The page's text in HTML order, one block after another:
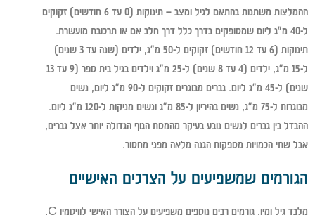
ההמלצות משתנות בהתאם לגיל ומצב – תינוקות (0 עד 6 חודשים) זקוקים
ל-40 מ"ג ליום שמסופקים בדרך כלל דרך חלב אם או תרכובת מועשרת.
תינוקות (6 עד 12 חודשים) זקוקים ל-50 מ"ג, ילדים (שנה עד 3 שנים)
ל-15 מ"ג, ילדים (4 עד 8 שנים) ל-25 מ"ג וילדים בגיל בית ספר (9 עד 13
שנים) ל-45 מ"ג ליום. גברים מבוגרים זקוקים ל-90 מ"ג ליום, נשים
מבוגרות ל-75 מ"ג, נשים בהיריון ל-85 מ"ג ונשים מניקות ל-120 מ"ג ליום.
ההבדל בין גברים לנשים נובע בעיקר מהמסת הגוף הגדולה יותר אצל גברים,
אבל שתי הכמויות מספקות הגנה מלאה מפני מחסור.
הגורמים שמשפיעים על הצרכים האישיים
מלבד גיל ומין, גורמים רבים נוספים משפיעים על הצורך האישי לוויטמין C.